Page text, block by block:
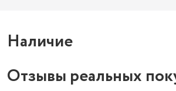
Наличие
Отзывы реальных